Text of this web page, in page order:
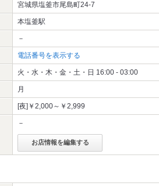
宮城県塩釜市尾島町24-7
本塩釜駅
－
電話番号を表示する
火・水・木・金・土・日 16:00 - 03:00
月
[夜]￥2,000～￥2,999
－
お店情報を編集する